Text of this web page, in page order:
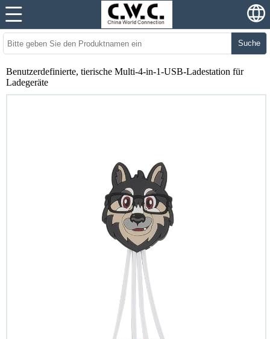
Suche
Benutzerdefinierte, tierische Multi-4-in-1-USB-Ladestation für
Ladegeräte